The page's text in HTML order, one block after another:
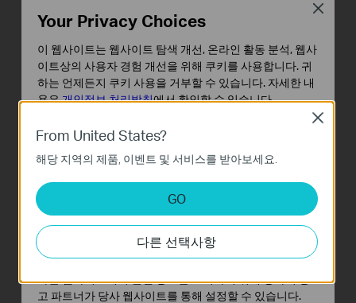
액세스 포인트 액세스 포인트 액세스 포인트
기존 유선 네트워킹
From United States?
해당 지역의 제품, 이벤트 및 서비스를 받아보세요.
GO
다른 선택사항
Close
Your Privacy Choices
이 웹사이트는 웹사이트 탐색 개선, 온라인 활동 분석, 웹사
이트상의 사용자 경험 개선을 위해 쿠키를 사용합니다. 귀
하는 언제든지 쿠키 사용을 거부할 수 있습니다. 자세한 내
용은개인정보 처리방침에서 확인할 수 있습니다.
이 쿠키는 웹사이트가 작동하는 데 필요하며 사용자의 시
스템에서 비활성화할 수 없습니다.
분석 및 마케팅 쿠키
분석 쿠키는 웹사이트의 기능을 개선하고 조정하기 위해
웹사이트에서의 사용자 활동을 분석하는 데 사용하는 쿠키
입니다.
마케팅 쿠키는 귀하의 관심사에 대한 프로필을 생성하고
다른 웹사이트에서 관련 광고를 표시하기 위해 당사의 광
고 파트너가 당사 웹사이트를 통해 설정할 수 있습니다.
Close